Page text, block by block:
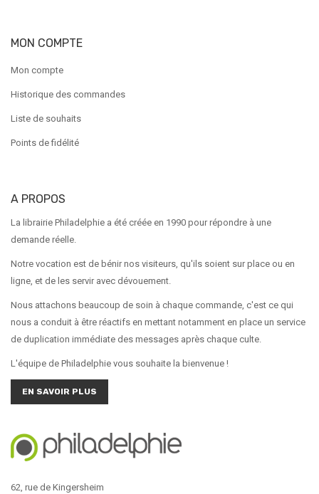
MON COMPTE
Mon compte
Historique des commandes
Liste de souhaits
Points de fidélité
A PROPOS
La librairie Philadelphie a été créée en 1990 pour répondre à une
demande réelle.
Notre vocation est de bénir nos visiteurs, qu'ils soient sur place ou en
ligne, et de les servir avec dévouement.
Nous attachons beaucoup de soin à chaque commande, c'est ce qui
nous a conduit à être réactifs en mettant notamment en place un service
de duplication immédiate des messages après chaque culte.
L'équipe de Philadelphie vous souhaite la bienvenue !
EN SAVOIR PLUS
62, rue de Kingersheim